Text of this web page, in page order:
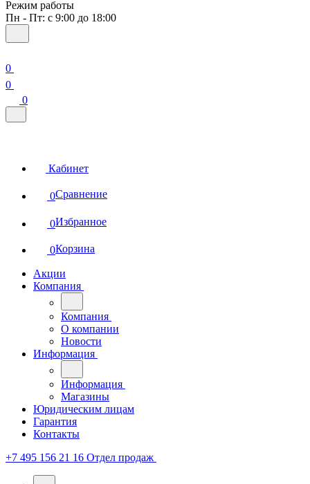
Режим работы
Пн - Пт: с 9:00 до 18:00
0
0
0
Кабинет
0Сравнение
0Избранное
0Корзина
Акции
Компания
Компания
О компании
Новости
Информация
Информация
Магазины
Юридическим лицам
Гарантия
Контакты
+7 495 156 21 16 Отдел продаж